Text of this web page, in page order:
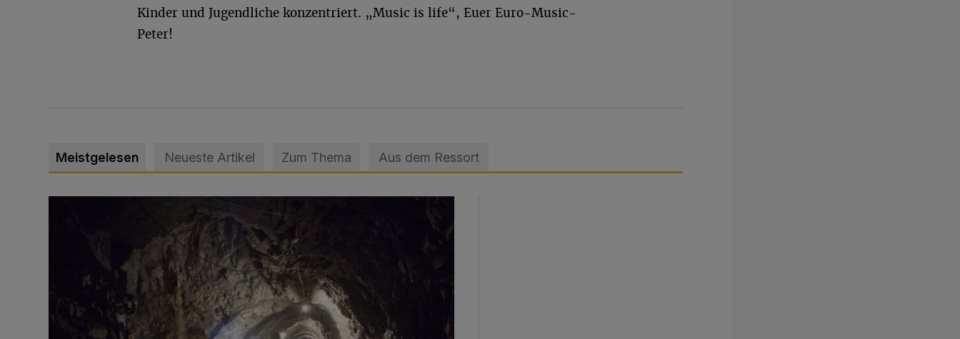
Kinder und Jugendliche konzentriert. „Music is life“, Euer Euro-Music-
Peter!
Meistgelesen Neueste Artikel Zum Thema Aus dem Ressort